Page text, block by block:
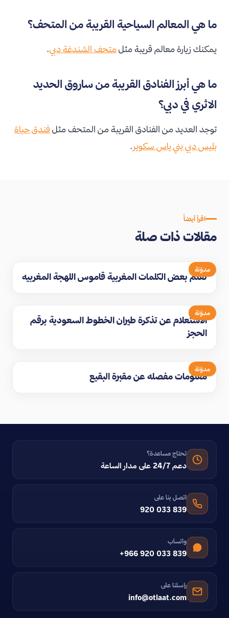
ما هي المعالم السياحية القريبة من المتحف؟
يمكنك زيارة معالم قريبة مثلمتحف الشندغة دبي.
ما هي أبرز الفنادق القريبة من ساروق الحديد
الاثري في دبي؟
توجد العديد من الفنادق القريبة من المتحف مثلفندق حياة
بليس دبي بني ياس سكوير.
اقرأ أيضاً
مقالات ذات صلة
مدوّنة
تعلم بعض الكلمات المغربية قاموس اللهجة المغربيه
مدوّنة
الاستعلام عن تذكرة طيران الخطوط السعودية برقم
الحجز
مدوّنة
معلومات مفصله عن مقبرة البقيع
تحتاج مساعدة؟
دعم 24/7 على مدار الساعة
اتصل بنا على
920 033 839
واتساب
+966 920 033 839
راسلنا على
info@otlaat.com